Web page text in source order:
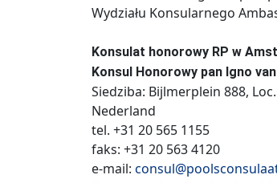
Wydziału Konsularnego
Konsulat honorowy RP w
Konsul Honorowy pan Igno
Siedziba: Bijlmerplein 888,
Nederland
tel. +31 20 565 1155
faks: +31 20 563 4120
e-mail: